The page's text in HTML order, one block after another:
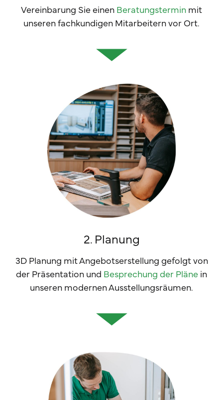
Vereinbarung Sie einen Beratungstermin mit
unseren fachkundigen Mitarbeitern vor Ort.
2. Planung
3D Planung mit Angebotserstellung gefolgt von
der Präsentation und Besprechung der Pläne in
unseren modernen Ausstellungsräumen.